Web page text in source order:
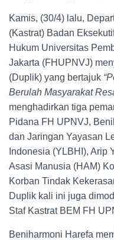
Kamis, (30/4) lalu,
(Kastrat) Badan
Hukum Universitas
Jakarta (FHUPNVJ)
(Duplik) yang bertajuk
Berulah Masyarakat
menghadirkan tiga
Pidana FH UPNVJ,
dan Jaringan Yayasan
Indonesia (YLBHI), Arip
Asasi Manusia (HAM)
Korban Tindak
Duplik kali ini juga
Staf Kastrat BEM FH
Beniharmoni Harefa